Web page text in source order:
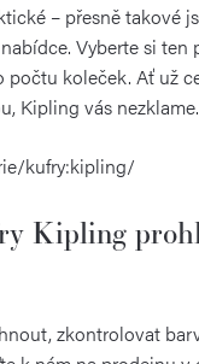
– přesně takové
Vyberte si ten
počtu koleček. Ať už
Kipling vás nezklame.
kufry:kipling/
Kipling
zkontrolovat